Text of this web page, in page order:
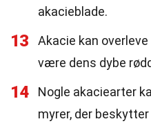
akacieblade.
13
Akacie kan
være dens dybe
14
Nogle akaciearter
myrer, der